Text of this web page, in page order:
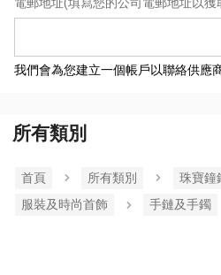
我們會為您建立一個帳戶以聯絡供應
所有類別
首頁 所有類別
珠寶鐘
服裝及時尚首飾
手鏈及手鐲